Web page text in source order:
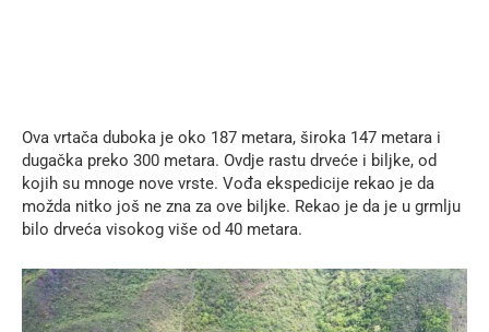
Ova vrtača duboka je oko 187 metara, široka 147 metara i
dugačka preko 300 metara. Ovdje rastu drveće i biljke, od
kojih su mnoge nove vrste. Vođa ekspedicije rekao je da
možda nitko još ne zna za ove biljke. Rekao je da je u grmlju
bilo drveća visokog više od 40 metara.